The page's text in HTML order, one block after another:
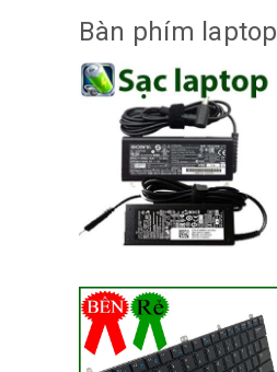
Bàn phím laptop